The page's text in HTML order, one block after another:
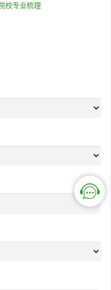
校专业梳理